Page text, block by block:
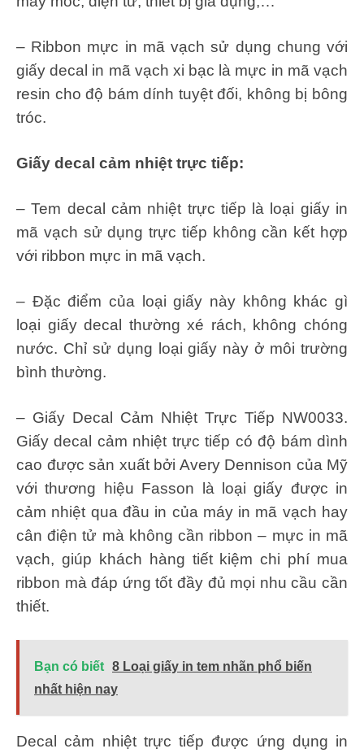
– Ribbon mực in mã vạch sử dụng chung với
giấy decal in mã vạch xi bạc là mực in mã vạch
resin cho độ bám dính tuyệt đối, không bị bông
tróc.
Giấy decal cảm nhiệt trực tiếp:
– Tem decal cảm nhiệt trực tiếp là loại giấy in
mã vạch sử dụng trực tiếp không cần kết hợp
với ribbon mực in mã vạch.
– Đặc điểm của loại giấy này không khác gì
loại giấy decal thường xé rách, không chóng
nước. Chỉ sử dụng loại giấy này ở môi trường
bình thường.
– Giấy Decal Cảm Nhiệt Trực Tiếp NW0033.
Giấy decal cảm nhiệt trực tiếp có độ bám dình
cao được sản xuất bởi Avery Dennison của Mỹ
với thương hiệu Fasson là loại giấy được in
cảm nhiệt qua đầu in của máy in mã vạch hay
cân điện tử mà không cần ribbon – mực in mã
vạch, giúp khách hàng tiết kiệm chi phí mua
ribbon mà đáp ứng tốt đầy đủ mọi nhu cầu cần
thiết.
Bạn có biết 8 Loại giấy in tem nhãn phổ biến
nhất hiện nay
Decal cảm nhiệt trực tiếp được ứng dụng in